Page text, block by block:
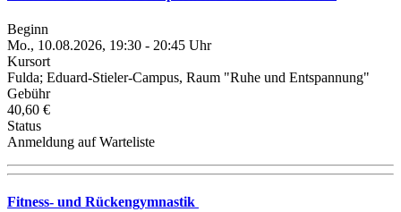
Beginn
Mo., 10.08.2026, 19:30 - 20:45 Uhr
Kursort
Fulda; Eduard-Stieler-Campus, Raum "Ruhe und Entspannung"
Gebühr
40,60 €
Status
Anmeldung auf Warteliste
Fitness- und Rückengymnastik